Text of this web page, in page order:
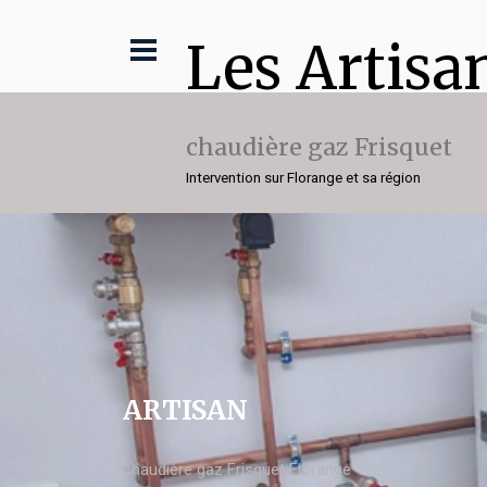
Les
chaudière gaz Frisquet
Intervention sur Florange et sa région
ARTISAN
chaudière gaz Frisquet Florange